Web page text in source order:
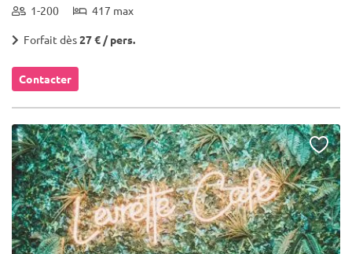
1-200 417 max
Forfait dès27 € / pers.
Contacter